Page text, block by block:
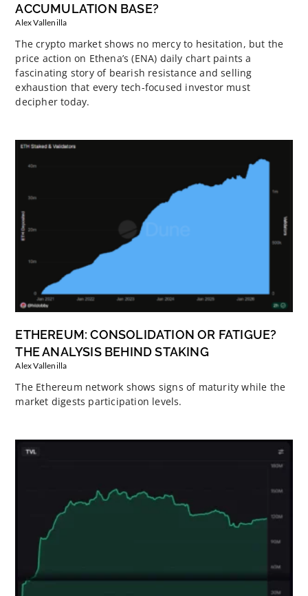
ACCUMULATION BASE?
Alex Vallenilla
The crypto market shows no mercy to hesitation, but the
price action on Ethena’s (ENA) daily chart paints a
fascinating story of bearish resistance and selling
exhaustion that every tech-focused investor must
decipher today.
ETHEREUM: CONSOLIDATION OR FATIGUE?
THE ANALYSIS BEHIND STAKING
Alex Vallenilla
The Ethereum network shows signs of maturity while the
market digests participation levels.